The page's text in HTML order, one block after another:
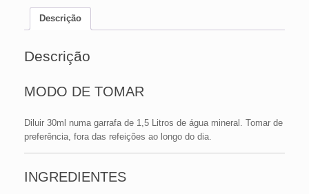
Descrição
Descrição
MODO DE TOMAR
Diluir 30ml numa garrafa de 1,5 Litros de água mineral. Tomar de
preferência, fora das refeições ao longo do dia.
INGREDIENTES